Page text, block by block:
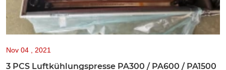
Nov 04 , 2021
3 PCS Luftkühlungspresse PA300 / PA600 / PA1500